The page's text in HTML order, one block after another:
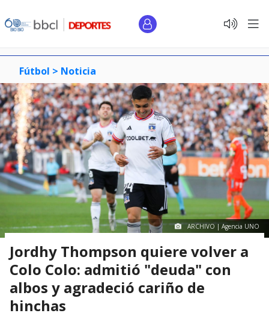
Fútbol > Noticia
ARCHIVO | Agencia UNO
Jordhy Thompson quiere volver a
Colo Colo: admitió "deuda" con
albos y agradeció cariño de
hinchas